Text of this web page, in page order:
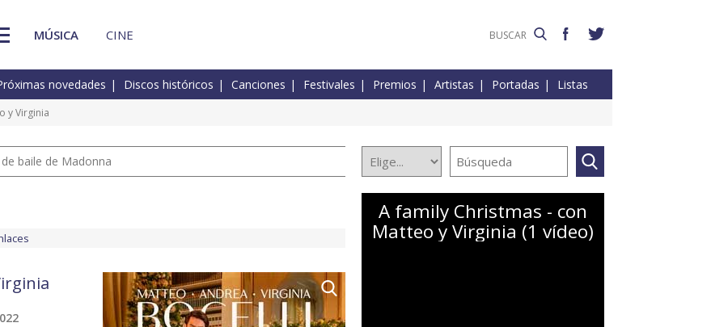
MÚSICA CINE
novedades Discos históricos Canciones Festivales Premios Artistas Portadas Listas
y Virginia
baile de Madonna
A family Christmas - con
Matteo y Virginia (1 vídeo)